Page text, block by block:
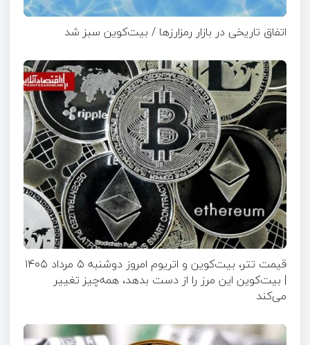
اتفاق تاریخی در بازار رمزارزها / بیت‌کوین سبز شد
قیمت تتر، بیت‌کوین و اتریوم امروز دوشنبه ۵ مرداد ۱۴۰۵
| بیت‌کوین این مرز را از دست بدهد، همه‌چیز تغییر
می‌کند